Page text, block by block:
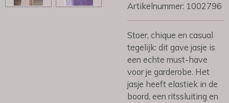
Artikelnummer: 1002796
Stoer, chique en casual
tegelijk: dit gave jasje is
een echte must-have
voor je garderobe. Het
jasje heeft elastiek in de
boord, een ritssluiting en